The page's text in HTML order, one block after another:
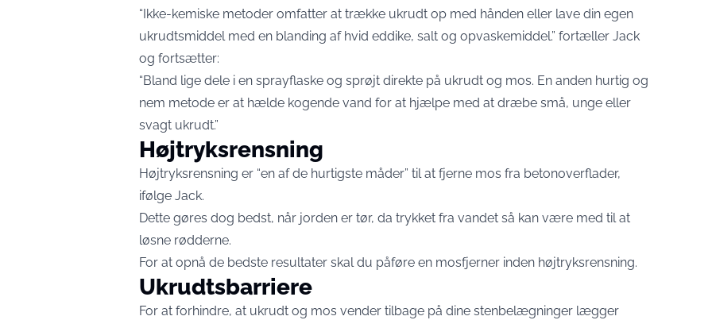
“Ikke-kemiske metoder omfatter at trække ukrudt op med hånden eller lave din egen
ukrudtsmiddel med en blanding af hvid eddike, salt og opvaskemiddel.” fortæller Jack
og fortsætter:
“Bland lige dele i en sprayflaske og sprøjt direkte på ukrudt og mos. En anden hurtig og
nem metode er at hælde kogende vand for at hjælpe med at dræbe små, unge eller
svagt ukrudt.”
Højtryksrensning
Højtryksrensning er “en af ​​de hurtigste måder” til at fjerne mos fra betonoverflader,
ifølge Jack.
Dette gøres dog bedst, når jorden er tør, da trykket fra vandet så kan være med til at
løsne rødderne.
For at opnå de bedste resultater skal du påføre en mosfjerner inden højtryksrensning.
Ukrudtsbarriere
For at forhindre, at ukrudt og mos vender tilbage på dine stenbelægninger lægger